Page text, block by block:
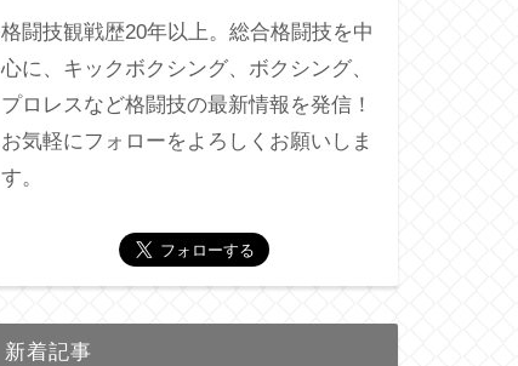
格闘技観戦歴20年以上。総合格闘技を中
心に、キックボクシング、ボクシング、
プロレスなど格闘技の最新情報を発信！
お気軽にフォローをよろしくお願いしま
す。
新着記事